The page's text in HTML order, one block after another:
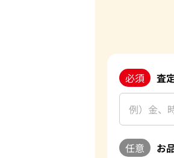
必須 査
任意 お